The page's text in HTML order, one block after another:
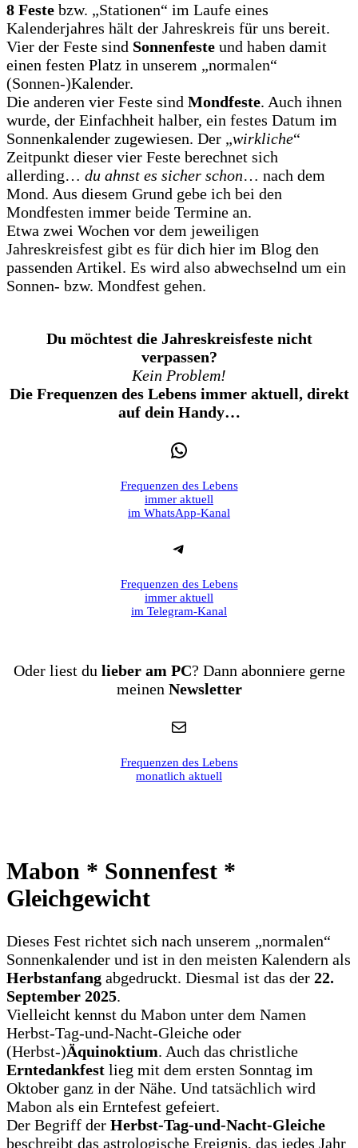
8 Feste bzw. „Stationen“ im Laufe eines
Kalenderjahres hält der Jahreskreis für uns bereit.
Vier der Feste sind Sonnenfeste und haben damit
einen festen Platz in unserem „normalen“
(Sonnen-)Kalender.
Die anderen vier Feste sind Mondfeste. Auch ihnen
wurde, der Einfachheit halber, ein festes Datum im
Sonnenkalender zugewiesen. Der „wirkliche“
Zeitpunkt dieser vier Feste berechnet sich
allerding… du ahnst es sicher schon… nach dem
Mond. Aus diesem Grund gebe ich bei den
Mondfesten immer beide Termine an.
Etwa zwei Wochen vor dem jeweiligen
Jahreskreisfest gibt es für dich hier im Blog den
passenden Artikel. Es wird also abwechselnd um ein
Sonnen- bzw. Mondfest gehen.
Du möchtest die Jahreskreisfeste nicht
verpassen?
Kein Problem!
Die Frequenzen des Lebens immer aktuell, direkt
auf dein Handy…
WhatsApp
Frequenzen des Lebens
immer aktuell
im WhatsApp-Kanal
Telegram
Frequenzen des Lebens
immer aktuell
im Telegram-Kanal
Oder liest du lieber am PC? Dann abonniere gerne
meinen Newsletter
E-Mail
Frequenzen des Lebens
monatlich aktuell
Mabon * Sonnenfest *
Gleichgewicht
Dieses Fest richtet sich nach unserem „normalen“
Sonnenkalender und ist in den meisten Kalendern als
Herbstanfang abgedruckt. Diesmal ist das der 22.
September 2025.
Vielleicht kennst du Mabon unter dem Namen
Herbst-Tag-und-Nacht-Gleiche oder
(Herbst-)Äquinoktium. Auch das christliche
Erntedankfest lieg mit dem ersten Sonntag im
Oktober ganz in der Nähe. Und tatsächlich wird
Mabon als ein Erntefest gefeiert.
Der Begriff der Herbst-Tag-und-Nacht-Gleiche
beschreibt das astrologische Ereignis, das jedes Jahr